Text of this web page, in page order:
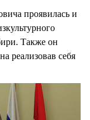
проявилась и
Также он
реализовав себя